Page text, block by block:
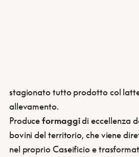
stagionato tutto prodotto col
allevamento.
Produceformaggidi eccellenza
bovini del territorio, che viene
nel proprio Caseificio e